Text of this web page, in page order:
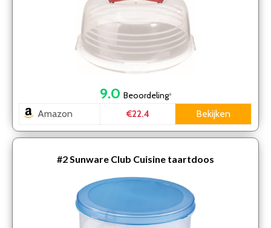
9.0 Beoordeling*
Amazon €22.4 Bekijken
#2 Sunware Club Cuisine taartdoos